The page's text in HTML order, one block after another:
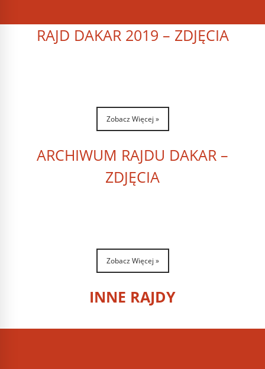
RAJD DAKAR 2019 – ZDJĘCIA
Zobacz Więcej »
ARCHIWUM RAJDU DAKAR –
ZDJĘCIA
Zobacz Więcej »
INNE RAJDY